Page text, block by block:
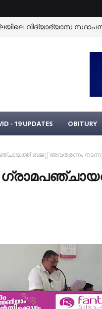
വിദ്യാഭ്യാസ
- 19 UPDATES OBITURY
ബജറ്റ് അവതരണം